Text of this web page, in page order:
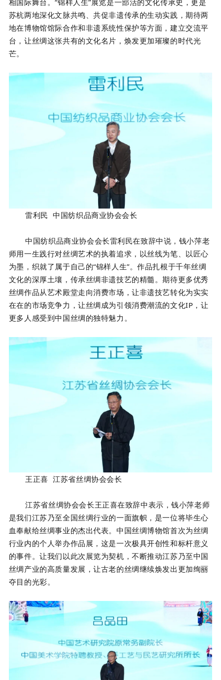
苏杭两地深化文脉共鸣、共促非遗传承的生动实践，期待两
地在博物馆馆际合作和非遗系统性保护等方面，建立交流平
台，让丝绸这张共有的文化名片，焕发更加璀璨的时代光
芒。
雷利民 中国纺织品商业协会会长
中国纺织品商业协会会长雷利民在致辞中说，钱小萍老
师用一生践行对丝绸艺术的执着追求，以丝线为笔、以匠心
为墨，织就了属于自己的“锦样人生”。作品扎根于千年丝绸
文化的深厚土壤，传承丝绸非遗技艺的精髓。期待更多优秀
丝绸作品从艺术殿堂走向消费市场，让非遗技艺转化为实实
在在的市场竞争力，让丝绸成为引领消费潮流的文化IP，让
更多人感受到中国丝绸的独特魅力。
王正喜 江苏省丝绸协会会长
江苏省丝绸协会会长王正喜在致辞中表示，钱小萍老师
是我们江苏乃至全国丝绸行业的一面旗帜，是一位将毕生心
血奉献给丝绸事业的杰出代表。中国丝绸博物馆首次为丝绸
行业内的个人举办作品展，这是一次极具开创性和标杆意义
的事件。让我们以此次展览为契机，不断推动江苏乃至中国
丝绸产业的高质量发展，让古老的丝绸继续焕发出更加绚丽
夺目的光彩。